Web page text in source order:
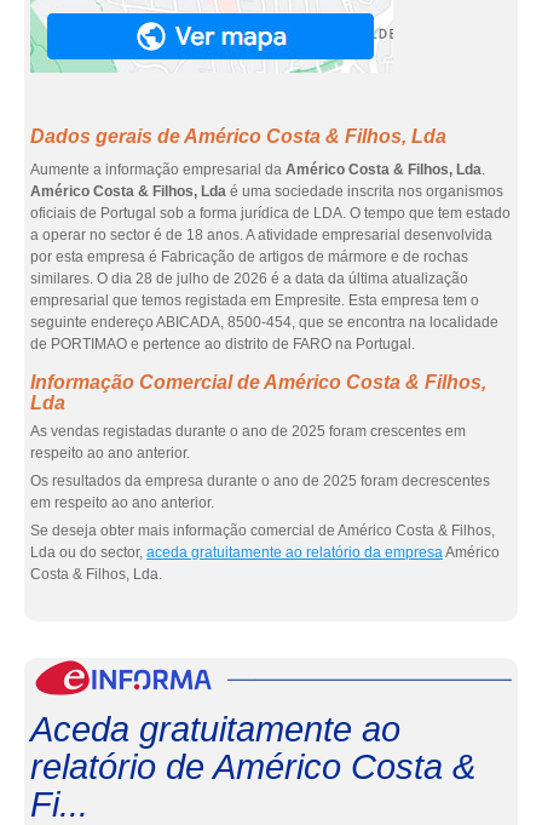
Dados gerais de Américo Costa & Filhos, Lda
Aumente a informação empresarial da Américo Costa & Filhos, Lda.
Américo Costa & Filhos, Lda é uma sociedade inscrita nos organismos
oficiais de Portugal sob a forma jurídica de LDA. O tempo que tem estado
a operar no sector é de 18 anos. A atividade empresarial desenvolvida
por esta empresa é Fabricação de artigos de mármore e de rochas
similares. O dia 28 de julho de 2026 é a data da última atualização
empresarial que temos registada em Empresite. Esta empresa tem o
seguinte endereço ABICADA, 8500-454, que se encontra na localidade
de PORTIMAO e pertence ao distrito de FARO na Portugal.
Informação Comercial de Américo Costa & Filhos,
Lda
As vendas registadas durante o ano de 2025 foram crescentes em
respeito ao ano anterior.
Os resultados da empresa durante o ano de 2025 foram decrescentes
em respeito ao ano anterior.
Se deseja obter mais informação comercial de Américo Costa & Filhos,
Lda ou do sector, aceda gratuitamente ao relatório da empresaAmérico
Costa & Filhos, Lda.
Aceda gratuitamente ao
relatório de Américo Costa &
Fi...